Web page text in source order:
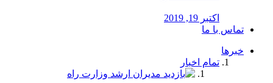
اکتبر 19, 2019
تماس با ما
خبرها
تمام اخبار